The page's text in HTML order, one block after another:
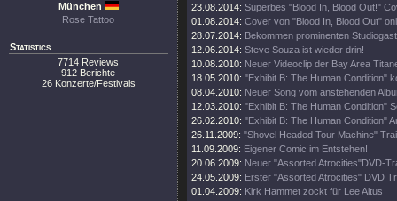
München
Rose Tattoo
Statistics
7714 Reviews
912 Berichte
26 Konzerte/Festivals
23.08.2014: Superbes "Blood In, Blood Out!"
01.08.2014: Cover von "Blood In, Blood Out"
28.07.2014: Bekommen prominenten Studiogast
12.06.2014: Steve Souza ist wieder drin!
10.08.2010: Neuer Videoclip der Bay Area
18.05.2010: "Exhibit B: The Human Condition"
08.04.2010: Neuer Song vom anstehenden
12.03.2010: "Exhibit B: The Human Condition"
26.02.2010: "Exhibit B: The Human Condition"
26.11.2009: "Shovel Headed Tour Machine"
11.09.2009: Eigener Comic im Entstehen!
20.06.2009: Neuer "Assorted Atrocities"DVD-
24.05.2009: Erster "Assorted Atrocities" DVD
01.04.2009: Kirk Hammet zockt für Lee Altus